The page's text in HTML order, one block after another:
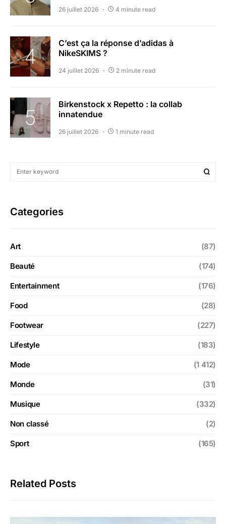
26 juillet 2026 4 minute read
C’est ça la réponse d’adidas à
NikeSKIMS ?
24 juillet 2026 2 minute read
Birkenstock x Repetto : la collab
innatendue
26 juillet 2026 1 minute read
Categories
Art (87)
Beauté (174)
Entertainment (176)
Food (28)
Footwear (227)
Lifestyle (183)
Mode (1 412)
Monde (31)
Musique (332)
Non classé (2)
Sport (165)
Related Posts